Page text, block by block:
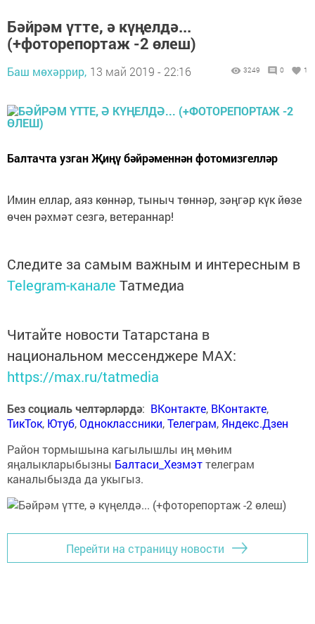
Бәйрәм үтте, ә күңелдә...
(+фоторепортаж -2 өлеш)
Баш мөхәррир, 13 май 2019 - 22:16 3249 0 1
Балтачта узган Җиңү бәйрәменнән фотомизгелләр
Имин еллар, аяз көннәр, тыныч төннәр, зәңгәр күк йөзе
өчен рәхмәт сезгә, ветераннар!
Следите за самым важным и интересным в
Telegram-канале Татмедиа
Читайте новости Татарстана в
национальном мессенджере MАХ:
https://max.ru/tatmedia
Без социаль челтәрләрдә: ВКонтакте, ВКонтакте,
ТикТок, Ютуб,Одноклассники,Телеграм, Яндекс.Дзен
Район тормышына кагылышлы иң мөһим
яңалыкларыбызны Балтаси_Хезмэттелеграм
каналыбызда да укыгыз.
Перейти на страницу новости